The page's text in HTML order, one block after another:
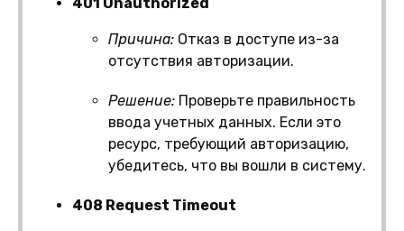
Причина: Отказ в доступе из-за
отсутствия авторизации.
Решение: Проверьте правильность
ввода учетных данных. Если это
ресурс, требующий авторизацию,
убедитесь, что вы вошли в систему.
408 Request Timeout